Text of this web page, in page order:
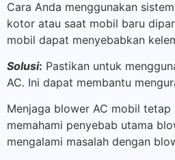
Cara Anda menggunakan
kotor atau saat mobil baru
mobil dapat menyebabkan
Solusi: Pastikan untuk
AC. Ini dapat membantu
Menjaga blower AC mobil
memahami penyebab utama
mengalami masalah dengan